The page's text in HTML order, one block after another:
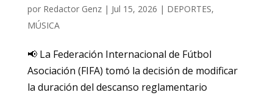
por Redactor Genz| Jul 15, 2026 | DEPORTES,
MÚSICA
📢 La Federación Internacional de Fútbol
Asociación (FIFA) tomó la decisión de modificar
la duración del descanso reglamentario